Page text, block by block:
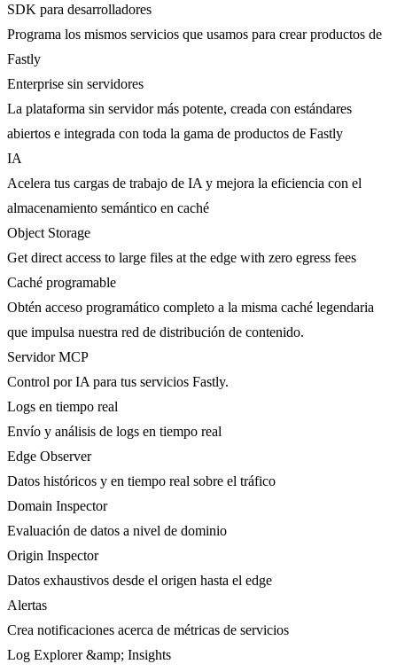
SDK para desarrolladores
Programa los mismos servicios que usamos para crear productos de
Fastly
Enterprise sin servidores
La plataforma sin servidor más potente, creada con estándares
abiertos e integrada con toda la gama de productos de Fastly
IA
Acelera tus cargas de trabajo de IA y mejora la eficiencia con el
almacenamiento semántico en caché
Object Storage
Get direct access to large files at the edge with zero egress fees
Caché programable
Obtén acceso programático completo a la misma caché legendaria
que impulsa nuestra red de distribución de contenido.
Servidor MCP
Control por IA para tus servicios Fastly.
Logs en tiempo real
Envío y análisis de logs en tiempo real
Edge Observer
Datos históricos y en tiempo real sobre el tráfico
Domain Inspector
Evaluación de datos a nivel de dominio
Origin Inspector
Datos exhaustivos desde el origen hasta el edge
Alertas
Crea notificaciones acerca de métricas de servicios
Log Explorer &amp; Insights